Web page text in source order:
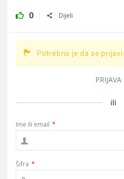
0 Dijeli
Potrebno je da se
PRIJAVA
ili
Ime ili email *
Šifra *